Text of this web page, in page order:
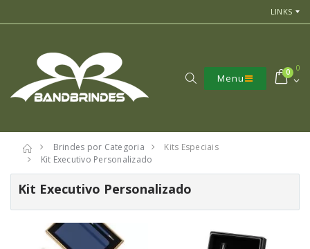
LINKS
Menu
0
0
Brindes por Categoria
Kits Especiais
Kit Executivo Personalizado
Kit Executivo Personalizado